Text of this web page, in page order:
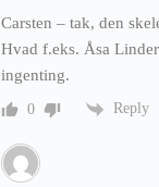
Carsten – tak, den
Hvad f.eks. Åsa
ingenting.
0 Reply